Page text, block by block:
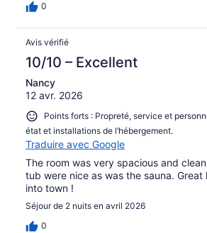
0
Avis vérifié
10/10 – Excellent
Nancy
12 avr. 2026
Points forts : Propreté, service et
état et installations de l’hébergement.
Traduire avec Google
The room was very spacious and
tub were nice as was the sauna. Great
into town !
Séjour de 2 nuits en avril 2026
0